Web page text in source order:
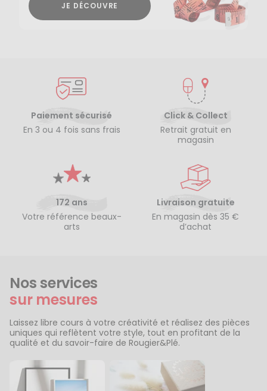
JE DÉCOUVRE
Paiement sécurisé
En 3 ou 4 fois sans frais
Click & Collect
Retrait gratuit en
magasin
172 ans
Votre référence beaux-
arts
Livraison gratuite
En magasin dès 35 €
d’achat
Nos services
sur mesures
Laissez libre cours à votre créativité et réalisez des pièces
uniques qui reflètent votre style, tout en profitant de la
qualité et du savoir-faire de Rougier&Plé.